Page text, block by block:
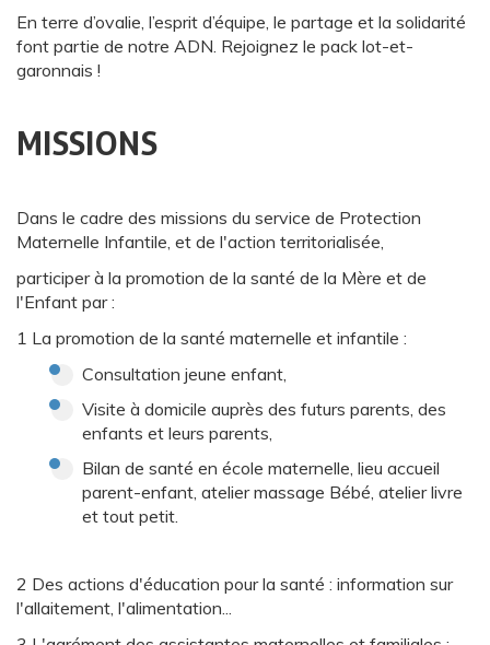
En terre d’ovalie, l’esprit d’équipe, le partage et la solidarité
font partie de notre ADN. Rejoignez le pack lot-et-
garonnais !
MISSIONS
Dans le cadre des missions du service de Protection
Maternelle Infantile, et de l'action territorialisée,
participer à la promotion de la santé de la Mère et de
l'Enfant par :
1 La promotion de la santé maternelle et infantile :
Consultation jeune enfant,
Visite à domicile auprès des futurs parents, des
enfants et leurs parents,
Bilan de santé en école maternelle, lieu accueil
parent-enfant, atelier massage Bébé, atelier livre
et tout petit.
2 Des actions d'éducation pour la santé : information sur
l'allaitement, l'alimentation...